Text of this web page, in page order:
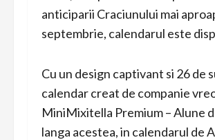
anticiparii Craciunului mai
septembrie, calendarul este
Cu un design captivant si 26 de
calendar creat de companie
MiniMixitella Premium – Alune
langa acestea, in calendarul de